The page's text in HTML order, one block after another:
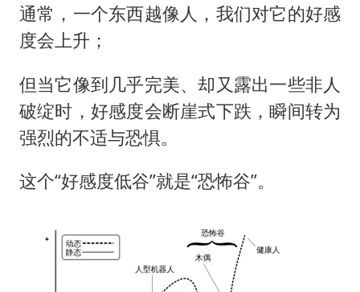
通常，一个东西越像人，我们对它的好感
度会上升；
但当它像到几乎完美、却又露出一些非人
破绽时，好感度会断崖式下跌，瞬间转为
强烈的不适与恐惧。
这个“好感度低谷”就是“恐怖谷”。